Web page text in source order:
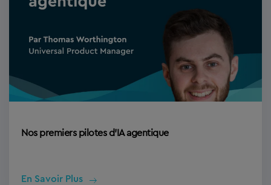
Nos premiers pilotes d’IA agentique
En Savoir Plus